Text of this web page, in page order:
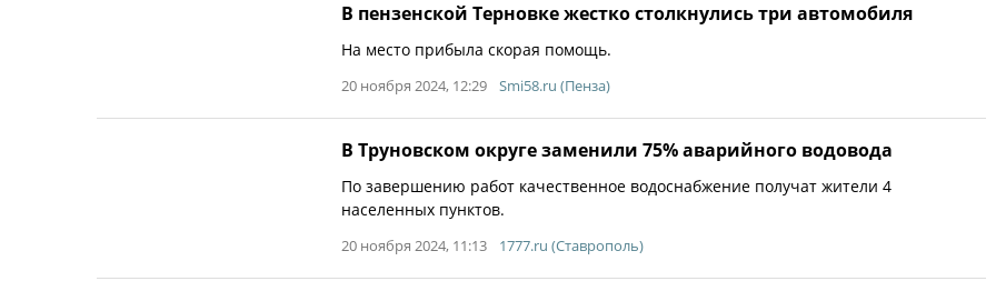
В пензенской Терновке жестко столкнулись три автомобиля
На место прибыла скорая помощь.
20 ноября 2024, 12:29 Smi58.ru (Пенза)
В Труновском округе заменили 75% аварийного водовода
По завершению работ качественное водоснабжение получат жители 4
населенных пунктов.
20 ноября 2024, 11:13 1777.ru (Ставрополь)